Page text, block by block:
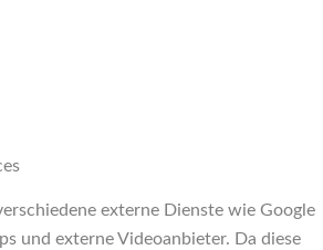
externe Dienste wie Google
und externe Videoanbieter. Da diese